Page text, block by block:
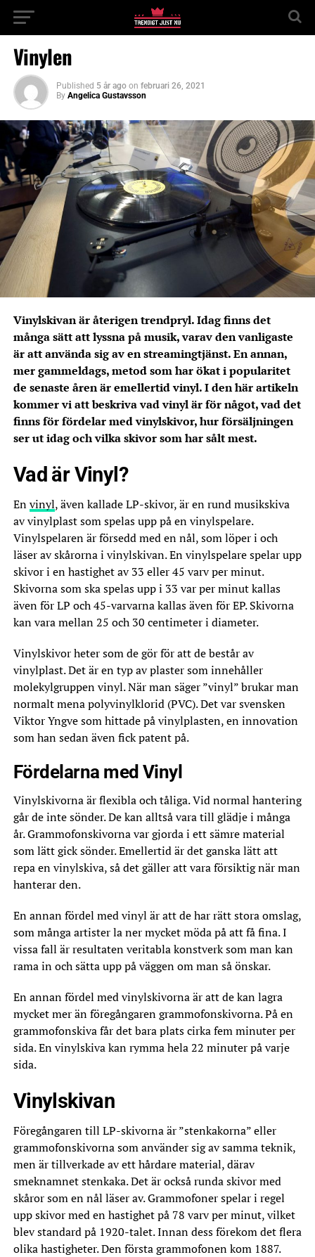
Vinylen
Published 5 år ago on februari 26, 2021
By Angelica Gustavsson
Vinylskivan är återigen trendpryl. Idag finns det
många sätt att lyssna på musik, varav den vanligaste
är att använda sig av en streamingtjänst. En annan,
mer gammeldags, metod som har ökat i popularitet
de senaste åren är emellertid vinyl. I den här artikeln
kommer vi att beskriva vad vinyl är för något, vad det
finns för fördelar med vinylskivor, hur försäljningen
ser ut idag och vilka skivor som har sålt mest.
Vad är Vinyl?
Envinyl, även kallade LP-skivor, är en rund musikskiva
av vinylplast som spelas upp på en vinylspelare.
Vinylspelaren är försedd med en nål, som löper i och
läser av skårorna i vinylskivan. En vinylspelare spelar upp
skivor i en hastighet av 33 eller 45 varv per minut.
Skivorna som ska spelas upp i 33 var per minut kallas
även för LP och 45-varvarna kallas även för EP. Skivorna
kan vara mellan 25 och 30 centimeter i diameter.
Vinylskivor heter som de gör för att de består av
vinylplast. Det är en typ av plaster som innehåller
molekylgruppen vinyl. När man säger ”vinyl” brukar man
normalt mena polyvinylklorid (PVC). Det var svensken
Viktor Yngve som hittade på vinylplasten, en innovation
som han sedan även fick patent på.
Fördelarna med Vinyl
Vinylskivorna är flexibla och tåliga. Vid normal hantering
går de inte sönder. De kan alltså vara till glädje i många
år. Grammofonskivorna var gjorda i ett sämre material
som lätt gick sönder. Emellertid är det ganska lätt att
repa en vinylskiva, så det gäller att vara försiktig när man
hanterar den.
En annan fördel med vinyl är att de har rätt stora omslag,
som många artister la ner mycket möda på att få fina. I
vissa fall är resultaten veritabla konstverk som man kan
rama in och sätta upp på väggen om man så önskar.
En annan fördel med vinylskivorna är att de kan lagra
mycket mer än föregångaren grammofonskivorna. På en
grammofonskiva får det bara plats cirka fem minuter per
sida. En vinylskiva kan rymma hela 22 minuter på varje
sida.
Vinylskivan
Föregångaren till LP-skivorna är ”stenkakorna” eller
grammofonskivorna som använder sig av samma teknik,
men är tillverkade av ett hårdare material, därav
smeknamnet stenkaka. Det är också runda skivor med
skåror som en nål läser av. Grammofoner spelar i regel
upp skivor med en hastighet på 78 varv per minut, vilket
blev standard på 1920-talet. Innan dess förekom det flera
olika hastigheter. Den första grammofonen kom 1887.